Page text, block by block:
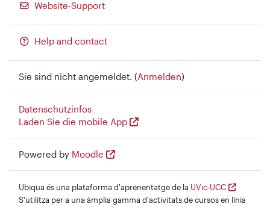
Website-Support
Help and contact
Sie sind nicht angemeldet. (Anmelden)
Datenschutzinfos
Laden Sie die mobile App
Powered by Moodle
Ubiqua és una plataforma d'aprenentatge de la UVic-UCC
S'utilitza per a una àmplia gamma d'activitats de cursos en línia